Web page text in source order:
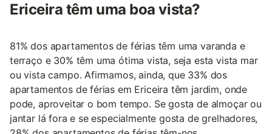
Ericeira têm uma boa vista?
81% dos apartamentos de férias têm uma varanda e
terraço e 30% têm uma ótima vista, seja esta vista mar
ou vista campo. Afirmamos, ainda, que 33% dos
apartamentos de férias em Ericeira têm jardim, onde
pode, aproveitar o bom tempo. Se gosta de almoçar ou
jantar lá fora e se especialmente gosta de grelhadores,